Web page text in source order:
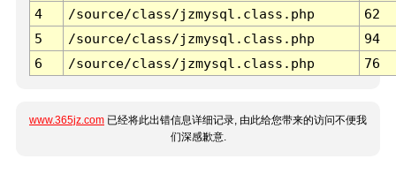
4
/source/class/jzmysql.class.php
62
5
/source/class/jzmysql.class.php
94
6
/source/class/jzmysql.class.php 76
www.365jz.com 已经将此出错信息详细记录, 由此给您带来的访问不便我
们深感歉意.